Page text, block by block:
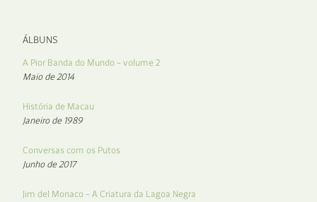
ÁLBUNS
A Pior Banda do Mundo – volume 2
Maio de 2014
História de Macau
Janeiro de 1989
Conversas com os Putos
Junho de 2017
Jim del Monaco – A Criatura da Lagoa Negra